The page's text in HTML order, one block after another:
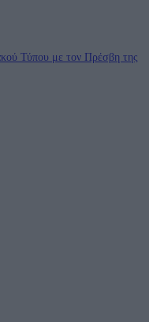
Τύπου με τον Πρέσβη της